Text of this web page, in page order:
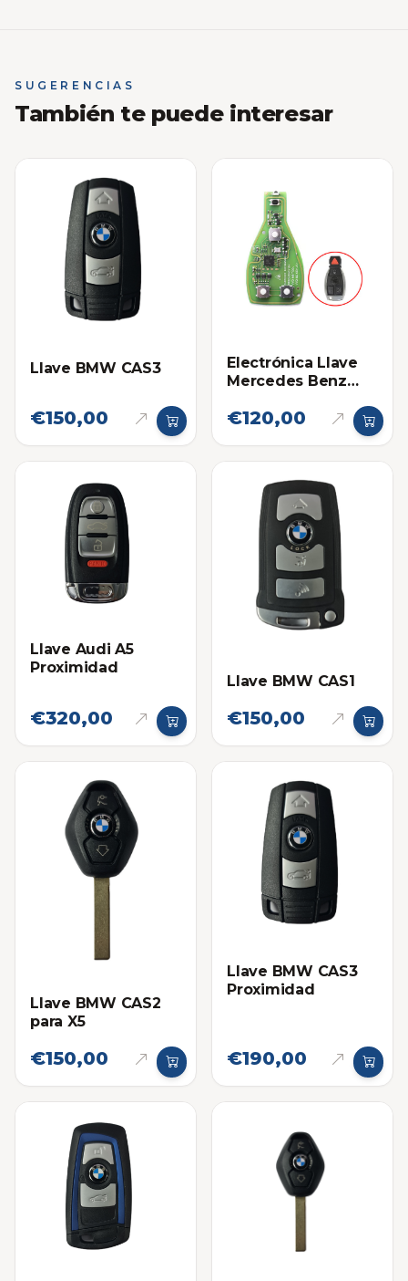
SUGERENCIAS
También te puede interesar
Llave BMW CAS3
€150,00
Electrónica Llave
Mercedes Benz
€120,00
Llave Audi A5
Proximidad
€320,00
Llave BMW CAS1
€150,00
Llave BMW CAS2
para X5
€150,00
Llave BMW CAS3
Proximidad
€190,00